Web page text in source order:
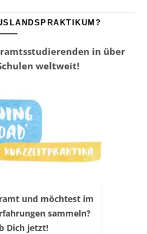
in über
weltweit!
und möchtest im
sammeln?
Dich jetzt!